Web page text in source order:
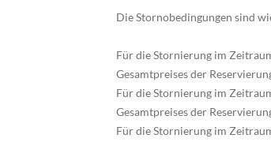
Die Stornobedingungen sind
Für die Stornierung im
Gesamtpreises der
Für die Stornierung im
Gesamtpreises der
Für die Stornierung im